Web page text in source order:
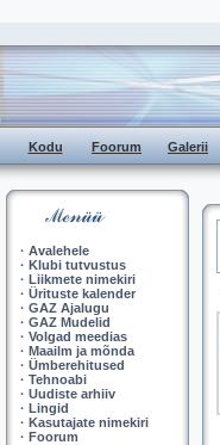
Kodu Foorum Galerii
· Avalehele
· Klubi tutvustus
· Liikmete nimekiri
· Ürituste kalender
· GAZ Ajalugu
· GAZ Mudelid
· Volgad meedias
· Maailm ja mõnda
· Ümberehitused
· Tehnoabi
· Uudiste arhiiv
· Lingid
· Kasutajate nimekiri
· Foorum